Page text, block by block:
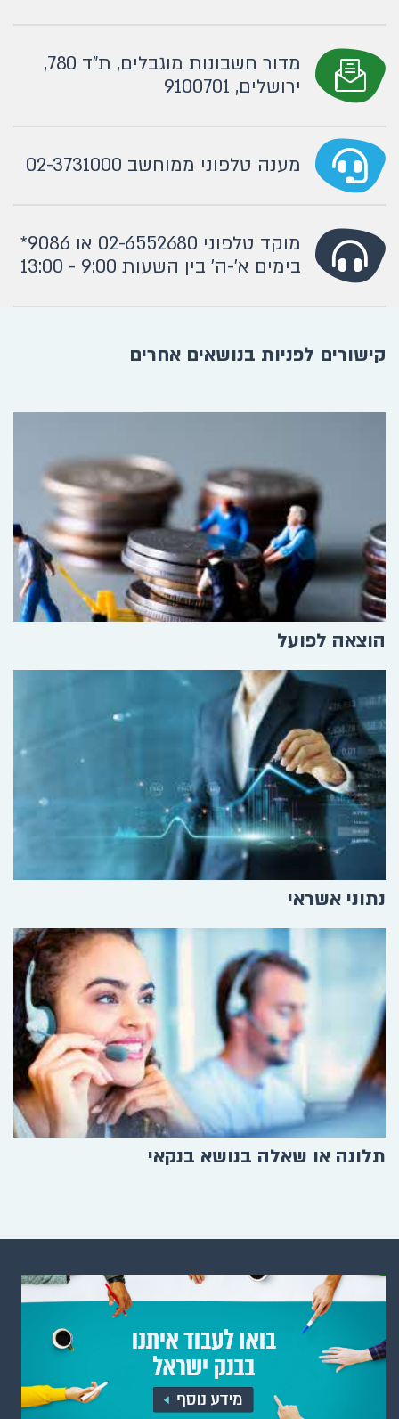
מדור חשבונות מוגבלים, ת"ד 780,
ירושלים, 9100701
מענה טלפוני ממוחשב 02-3731000
מוקד טלפוני 02-6552680 או 9086*
בימים א'-ה' בין השעות 9:00 - 13:00
קישורים לפניות בנושאים אחרים
הוצאה לפועל
נתוני אשראי
תלונה או שאלה בנושא בנקאי